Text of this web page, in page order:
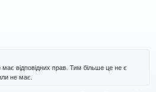
відповідних прав. Тим більше це не є
не має.